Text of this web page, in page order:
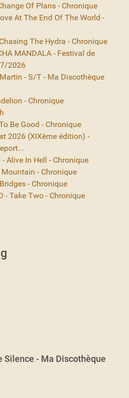
Of Plans - Chronique
At The End Of The World -
The Hydra - Chronique
MANDALA - Festival de
2026
Martin - S/T - Ma Discothèque
- Chronique
Be Good - Chronique
2026 (XIXème édition) -
- Alive In Hell - Chronique
Mountain - Chronique
- Chronique
- Take Two - Chronique
Silence - Ma Discothèque